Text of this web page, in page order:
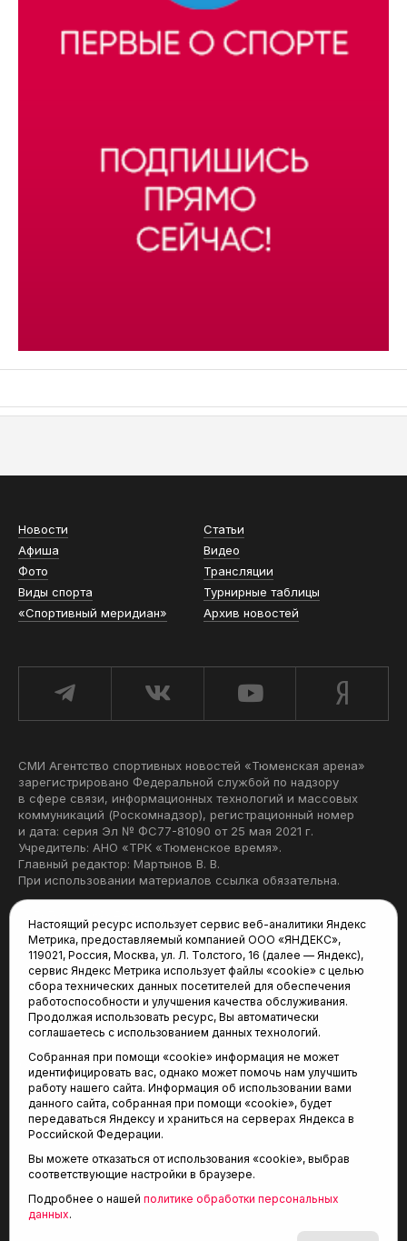
Новости
Статьи
Афиша
Видео
Фото
Трансляции
Виды спорта
Турнирные таблицы
«Спортивный меридиан»
Архив новостей
СМИ Агентство спортивных новостей «Тюменская арена»
зарегистрировано Федеральной службой по надзору
в сфере связи, информационных технологий и массовых
коммуникаций (Роскомнадзор), регистрационный номер
и дата: серия Эл № ФС77-81090 от 25 мая 2021 г.
Учредитель: АНО «ТРК «Тюменское время».
Главный редактор: Мартынов В. В.
При использовании материалов ссылка обязательна.
Редакция:
625035, Тюмень, пр. Геологоразведчиков, 28А
(3452) 68-22-28
tum-arena@mail.ru
Отдел продаж:
(3452) 68-89-78
kotovaev@sibinformburo.ru
© 2001-2026 Агентство спортивных новостей
Настоящий ресурс использует сервис веб-аналитики Яндекс
Метрика, предоставляемый компанией ООО «ЯНДЕКС»,
119021, Россия, Москва, ул. Л. Толстого, 16 (далее — Яндекс),
сервис Яндекс Метрика использует файлы «cookie» с целью
сбора технических данных посетителей для обеспечения
работоспособности и улучшения качества обслуживания.
Продолжая использовать ресурс, Вы автоматически
соглашаетесь с использованием данных технологий.
Собранная при помощи «cookie» информация не может
идентифицировать вас, однако может помочь нам улучшить
работу нашего сайта. Информация об использовании вами
данного сайта, собранная при помощи «cookie», будет
передаваться Яндексу и храниться на серверах Яндекса в
Российской Федерации.
Вы можете отказаться от использования «cookie», выбрав
соответствующие настройки в браузере.
Подробнее о нашей политике обработки персональных
данных.